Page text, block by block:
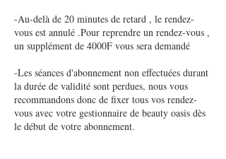
-Au-delà de 20 minutes de retard , le rendez-
vous est annulé .Pour reprendre un rendez-vous ,
un supplément de 4000F vous sera demandé
-Les séances d'abonnement non effectuées durant
la durée de validité sont perdues, nous vous
recommandons donc de fixer tous vos rendez-
vous avec votre gestionnaire de beauty oasis dès
le début de votre abonnement.